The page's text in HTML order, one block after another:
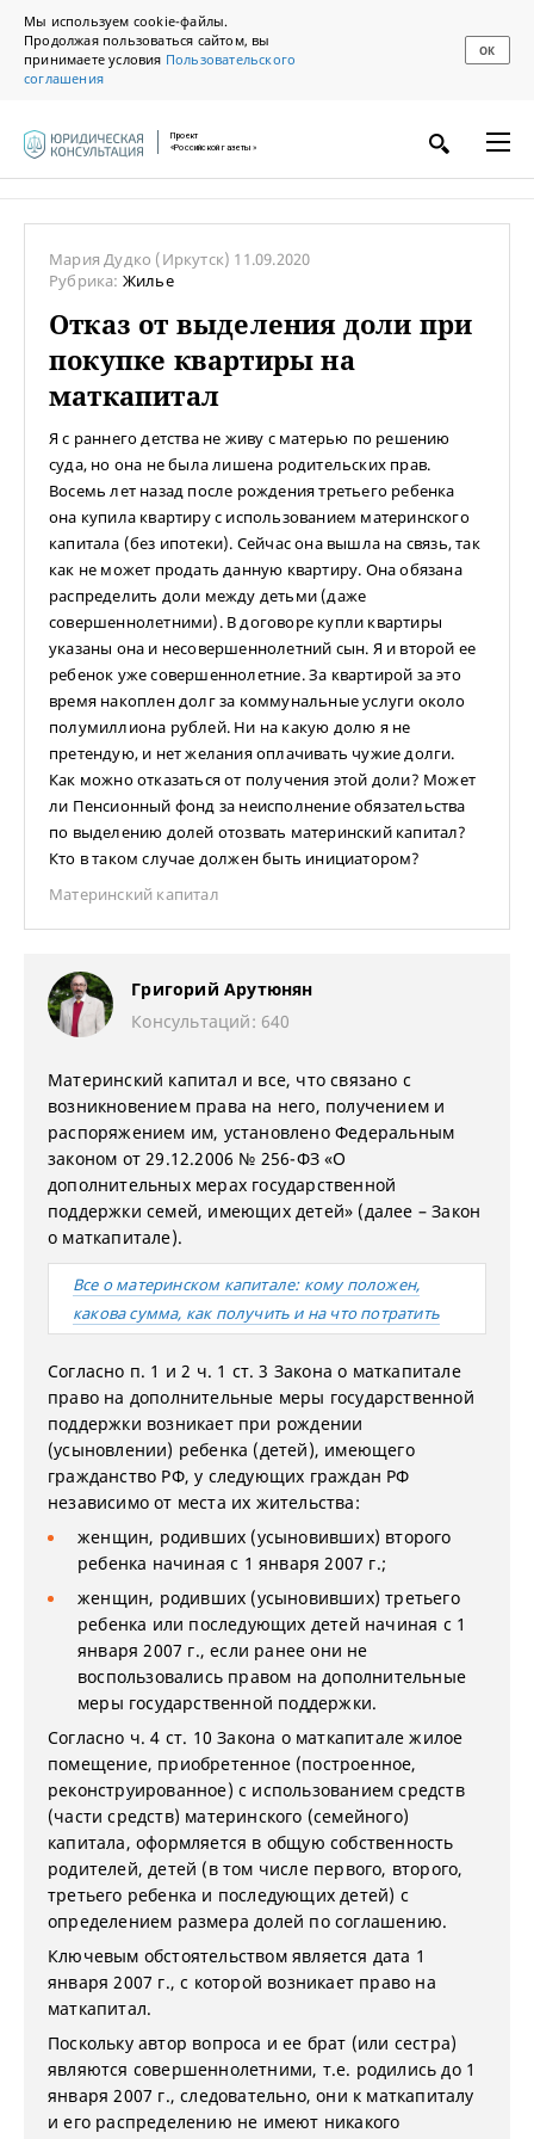
Мы используем cookie-файлы.
Продолжая пользоваться сайтом, вы
принимаете условия Пользовательского
соглашения
ОК
Проект
«Российской газеты»
Мария Дудко (Иркутск) 11.09.2020
Рубрика: Жилье
Отказ от выделения доли при
покупке квартиры на
маткапитал
Я с раннего детства не живу с матерью по решению
суда, но она не была лишена родительских прав.
Восемь лет назад после рождения третьего ребенка
она купила квартиру с использованием материнского
капитала (без ипотеки). Сейчас она вышла на связь, так
как не может продать данную квартиру. Она обязана
распределить доли между детьми (даже
совершеннолетними). В договоре купли квартиры
указаны она и несовершеннолетний сын. Я и второй ее
ребенок уже совершеннолетние. За квартирой за это
время накоплен долг за коммунальные услуги около
полумиллиона рублей. Ни на какую долю я не
претендую, и нет желания оплачивать чужие долги.
Как можно отказаться от получения этой доли? Может
ли Пенсионный фонд за неисполнение обязательства
по выделению долей отозвать материнский капитал?
Кто в таком случае должен быть инициатором?
Материнский капитал
Григорий Арутюнян
Консультаций: 640
Материнский капитал и все, что связано с
возникновением права на него, получением и
распоряжением им, установлено Федеральным
законом от 29.12.2006 № 256-ФЗ «О
дополнительных мерах государственной
поддержки семей, имеющих детей» (далее – Закон
о маткапитале).
Все о материнском капитале: кому положен,
какова сумма, как получить и на что потратить
Согласно п. 1 и 2 ч. 1 ст. 3 Закона о маткапитале
право на дополнительные меры государственной
поддержки возникает при рождении
(усыновлении) ребенка (детей), имеющего
гражданство РФ, у следующих граждан РФ
независимо от места их жительства:
женщин, родивших (усыновивших) второго
ребенка начиная с 1 января 2007 г.;
женщин, родивших (усыновивших) третьего
ребенка или последующих детей начиная с 1
января 2007 г., если ранее они не
воспользовались правом на дополнительные
меры государственной поддержки.
Согласно ч. 4 ст. 10 Закона о маткапитале жилое
помещение, приобретенное (построенное,
реконструированное) с использованием средств
(части средств) материнского (семейного)
капитала, оформляется в общую собственность
родителей, детей (в том числе первого, второго,
третьего ребенка и последующих детей) с
определением размера долей по соглашению.
Ключевым обстоятельством является дата 1
января 2007 г., с которой возникает право на
маткапитал.
Поскольку автор вопроса и ее брат (или сестра)
являются совершеннолетними, т.е. родились до 1
января 2007 г., следовательно, они к маткапиталу
и его распределению не имеют никакого